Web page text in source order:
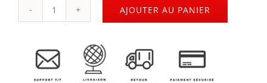
quantité
Pack
AJOUTER AU PANIER